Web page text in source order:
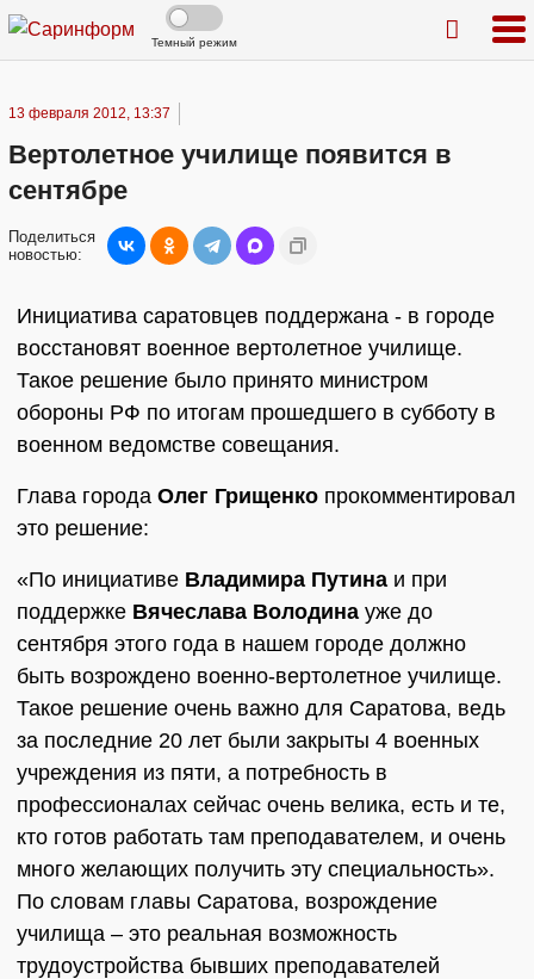
Темный режим
13 февраля 2012, 13:37
Вертолетное училище появится в
сентябре
Поделиться
новостью:
Инициатива саратовцев поддержана - в городе
восстановят военное вертолетное училище.
Такое решение было принято министром
обороны РФ по итогам прошедшего в субботу в
военном ведомстве совещания.
Глава города Олег Грищенко прокомментировал
это решение:
«По инициативе Владимира Путина и при
поддержке Вячеслава Володина уже до
сентября этого года в нашем городе должно
быть возрождено военно-вертолетное училище.
Такое решение очень важно для Саратова, ведь
за последние 20 лет были закрыты 4 военных
учреждения из пяти, а потребность в
профессионалах сейчас очень велика, есть и те,
кто готов работать там преподавателем, и очень
много желающих получить эту специальность».
По словам главы Саратова, возрождение
училища – это реальная возможность
трудоустройства бывших преподавателей